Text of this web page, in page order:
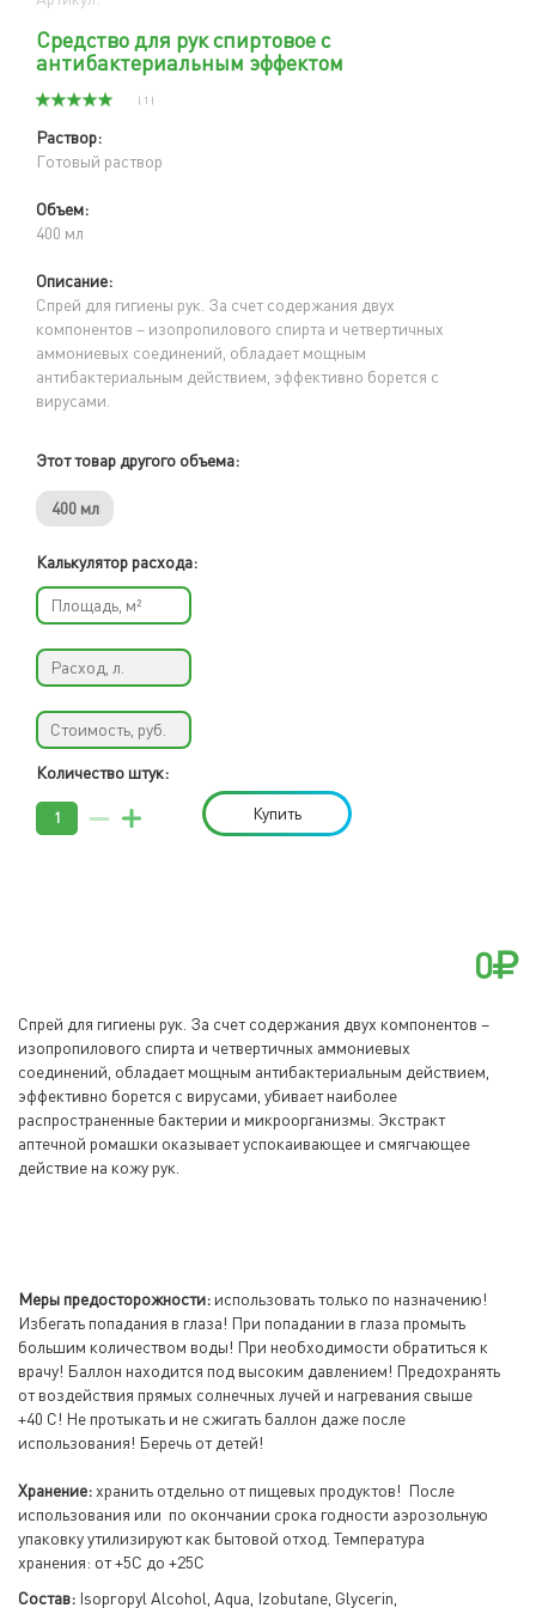
Средство для рук спиртовое с
антибактериальным эффектом
( 1 )
Раствор:
Готовый раствор
Объем:
400 мл
Описание:
Cпрей для гигиены рук. За счет содержания двух
компонентов – изопропилового спирта и четвертичных
аммониевых соединений, обладает мощным
антибактериальным действием, эффективно борется с
вирусами.
Этот товар другого объема:
400 мл
Калькулятор расхода:
Количество штук:
Купить
0
Cпрей для гигиены рук. За счет содержания двух компонентов –
изопропилового спирта и четвертичных аммониевых
соединений, обладает мощным антибактериальным действием,
эффективно борется с вирусами, убивает наиболее
распространенные бактерии и микроорганизмы. Экстракт
аптечной ромашки оказывает успокаивающее и смягчающее
действие на кожу рук.
Меры предосторожности: использовать только по назначению!
Избегать попадания в глаза! При попадании в глаза промыть
большим количеством воды! При необходимости обратиться к
врачу! Баллон находится под высоким давлением! Предохранять
от воздействия прямых солнечных лучей и нагревания свыше
+40 С! Не протыкать и не сжигать баллон даже после
использования! Беречь от детей!
Хранение:хранить отдельно от пищевых продуктов! После
использования или по окончании срока годности аэрозольную
упаковку утилизируют как бытовой отход. Температура
хранения: от +5С до +25С
Состав: Isopropyl Alcohol, Aqua, Izobutane, Glycerin,